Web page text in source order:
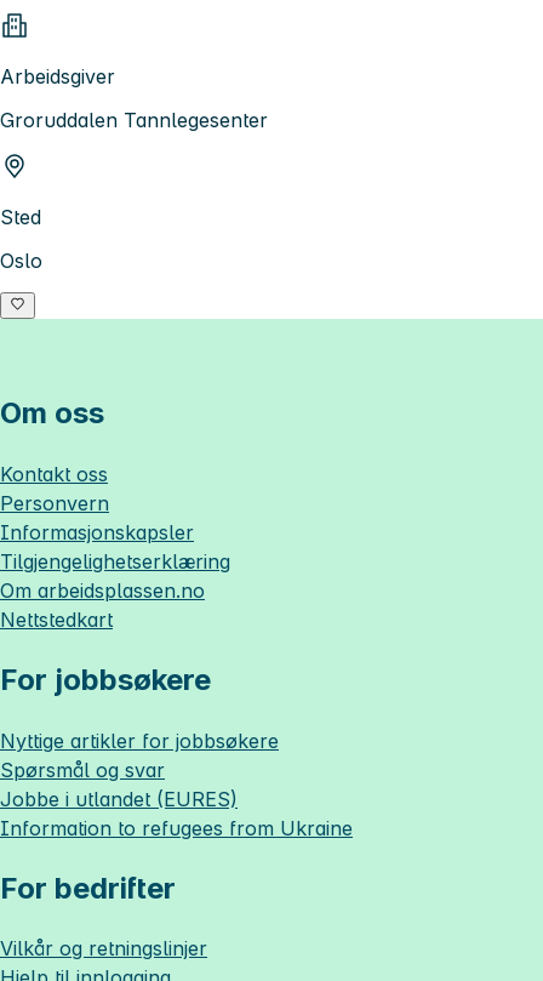
Arbeidsgiver
Groruddalen Tannlegesenter
Sted
Oslo
Om oss
Kontakt oss
Personvern
Informasjonskapsler
Tilgjengelighetserklæring
Om arbeidsplassen.no
Nettstedkart
For jobbsøkere
Nyttige artikler for jobbsøkere
Spørsmål og svar
Jobbe i utlandet (EURES)
Information to refugees from Ukraine
For bedrifter
Vilkår og retningslinjer